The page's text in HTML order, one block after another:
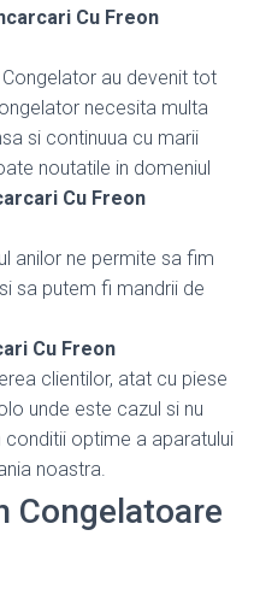
Cu Freon
au devenit tot
necesita multa
si continuua cu marii
noutatile in domeniul
Cu Freon
anilor ne permite sa fim
sa putem fi mandrii de
Cu Freon
clientilor, atat cu piese
unde este cazul si nu
optime a aparatului
noastra.
Congelatoare